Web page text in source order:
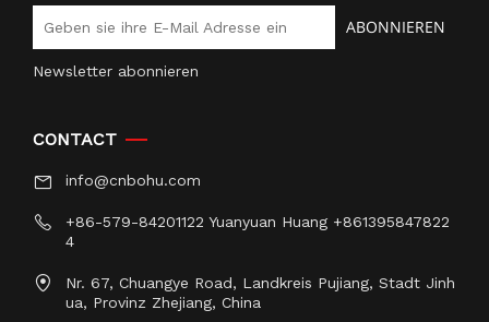
ABONNIEREN
Newsletter abonnieren
CONTACT
info@cnbohu.com
+86-579-84201122 Yuanyuan Huang +861395847822
4
Nr. 67, Chuangye Road, Landkreis Pujiang, Stadt Jinh
ua, Provinz Zhejiang, China